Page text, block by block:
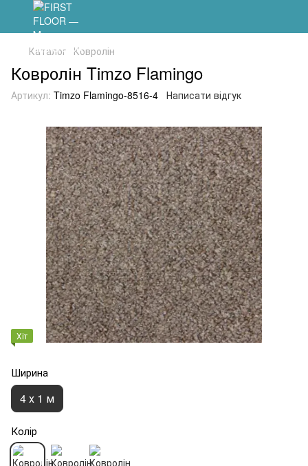
Каталог Ковролін
Ковролін Timzo Flamingo
Артикул: Timzo Flamingo-8516-4 Написати відгук
Хіт
Ширина
4 х 1 м
Колір